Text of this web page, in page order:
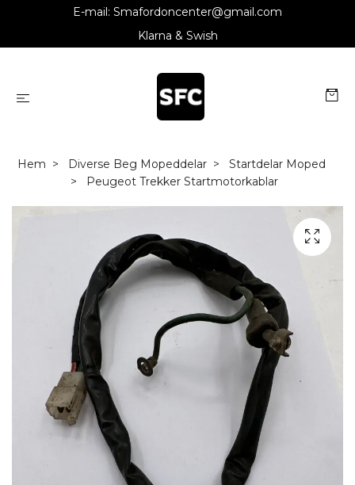
E-mail: Smafordoncenter@gmail.com
Klarna & Swish
Hem Diverse Beg Mopeddelar
Startdelar Moped
Peugeot Trekker Startmotorkablar